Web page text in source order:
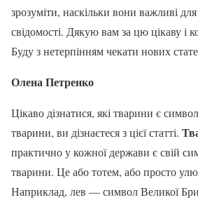
зрозуміти, наскільки вони важливі
свідомості. Дякую вам за цю цікаву і
Буду з нетерпінням чекати нових
Олена Петренко
Цікаво дізнатися, які тварини є
тварини, ви дізнаєтеся з цієї статті.
практично у кожної держави є свій
тварини. Це або тотем, або просто
Наприклад, лев — символ Великої